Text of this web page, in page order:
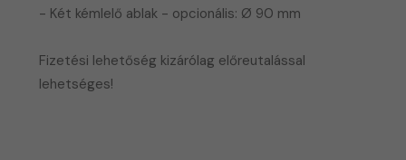
- Két kémlelő ablak - opcionális: Ø 90 mm
​Fizetési lehetőség kizárólag előreutalással
lehetséges!